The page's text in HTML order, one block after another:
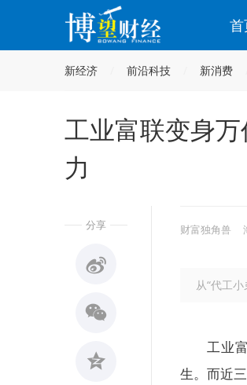
新经济 前沿科技 新消费
工业富联变身
力
分享 财富独角兽
从“代工小
工业
生。而近